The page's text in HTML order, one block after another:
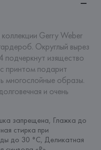
коллекции Gerry Weber
Округлый вырез
подчеркнут изящество
с принтом подарит
многослойные образы.
и очень
запрещена, Глажка до
стирка при
до 30 °C, Деликатная